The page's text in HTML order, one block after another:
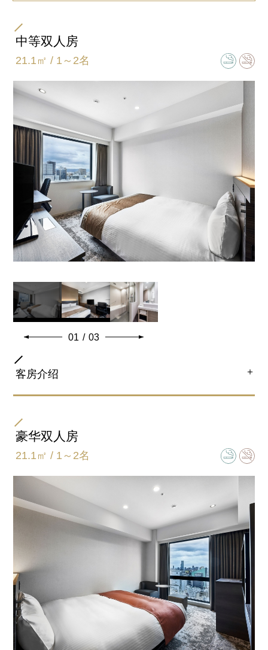
床边设有USB端口，可以用来给手机充电等。
提供适合使用电脑或摊开资料办公时的最佳环境。
采用法兰西床公司制造的考究床垫。被套式床具保
证为您带来最为舒适的睡眠。
中等双人房
21.1㎡ / 1～2名
01 / 03
客房介绍 ＋
双人房
154㎝×195㎝
半独立型(浴室和卫生间独立)
加床
加床(不可)/加婴儿床(不可)
同床儿童限定1名。
全室客房设备及备品
豪华双人房
21.1㎡ / 1～2名